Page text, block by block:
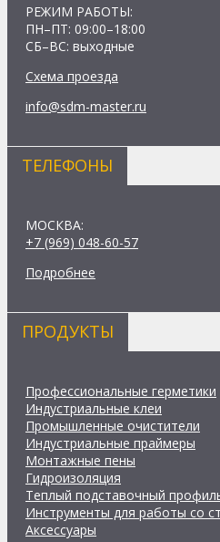
РЕЖИМ РАБОТЫ:
ПН–ПТ: 09:00–18:00
СБ–ВС: выходные
Схема проезда
info@sdm-master.ru
ТЕЛЕФОНЫ
МОСКВА:
+7 (969) 048-60-57
Подробнее
ПРОДУКТЫ
Профессиональные герметики
Индустриальные клеи
Промышленные очистители
Индустриальные праймеры
Монтажные пены
Гидроизоляция
Теплый подставочный
Инструменты для работы со
Аксессуары